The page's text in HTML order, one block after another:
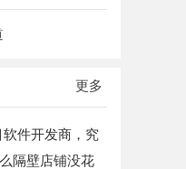
更多
件开发商，究
隔壁店铺没花